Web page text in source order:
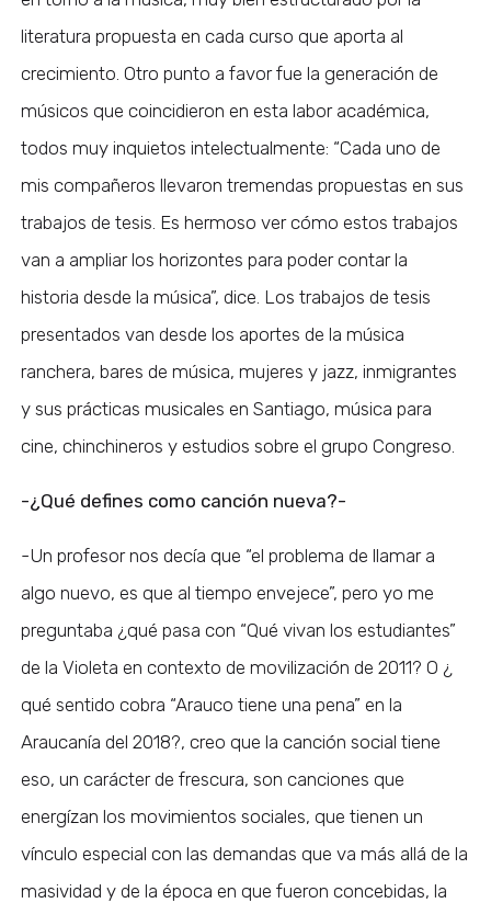
literatura propuesta en cada curso que aporta al
crecimiento. Otro punto a favor fue la generación de
músicos que coincidieron en esta labor académica,
todos muy inquietos intelectualmente: “Cada uno de
mis compañeros llevaron tremendas propuestas en sus
trabajos de tesis. Es hermoso ver cómo estos trabajos
van a ampliar los horizontes para poder contar la
historia desde la música”, dice. Los trabajos de tesis
presentados van desde los aportes de la música
ranchera, bares de música, mujeres y jazz, inmigrantes
y sus prácticas musicales en Santiago, música para
cine, chinchineros y estudios sobre el grupo Congreso.
-¿Qué defines como canción nueva?-
-Un profesor nos decía que “el problema de llamar a
algo nuevo, es que al tiempo envejece”, pero yo me
preguntaba ¿qué pasa con “Qué vivan los estudiantes”
de la Violeta en contexto de movilización de 2011? O ¿
qué sentido cobra “Arauco tiene una pena” en la
Araucanía del 2018?, creo que la canción social tiene
eso, un carácter de frescura, son canciones que
energízan los movimientos sociales, que tienen un
vínculo especial con las demandas que va más allá de la
masividad y de la época en que fueron concebidas, la